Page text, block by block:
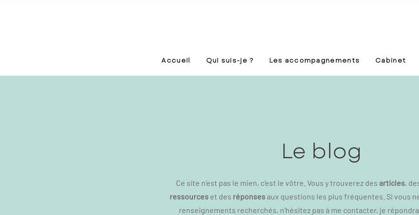
Accueil Qui suis-je ? Les accompagnements Cabinet
Ce site n’est pas le mien, c’est le vôtre. Vous y trouverez des articles,
ressourceset des réponsesaux questions les plus fréquentes. Si vous
renseignements recherchés, n’hésitez pas à me contacter, je
Le blog